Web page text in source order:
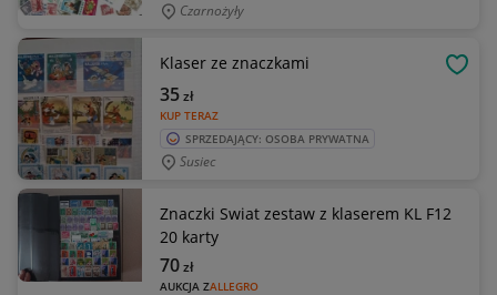
Czarnożyły
Klaser ze znaczkami
KUP TERAZ
35zł
SPRZEDAJĄCY: OSOBA PRYWATNA
Susiec
Znaczki Swiat zestaw z klaserem KL F12
20 karty
AUKCJA ZALLEGRO
70zł